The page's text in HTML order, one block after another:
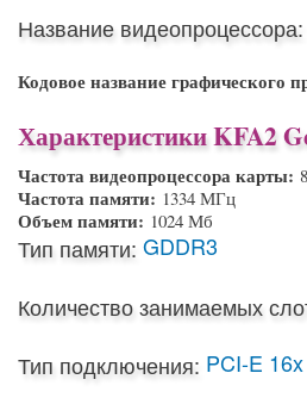
Название видеопроцессора:
Кодовое название графического
Характеристики KFA2
Частота видеопроцессора карты:
Частота памяти: 1334 МГц
Объем памяти: 1024 Мб
Тип памяти: GDDR3
Количество занимаемых
Тип подключения: PCI-E 16x